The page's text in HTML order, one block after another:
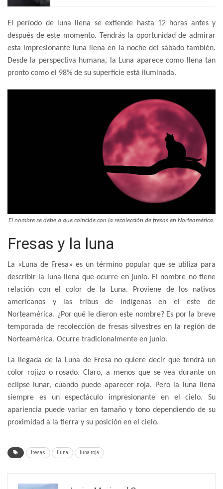
El período de luna llena se extiende hasta 12 horas antes y
después de este momento. Tendrás la oportunidad de admirar
esta impresionante luna llena en la noche del sábado también.
Desde la perspectiva humana, la Luna aparece como llena tan
pronto como el 98% de su superficie está iluminada.
El nombre se debe a que coincide con la recolección de fresas en Norteamérica.
Fresas y la luna
La «Luna de Fresa» es un término popular que se utiliza para
describir la luna llena que ocurre en junio. El nombre no tiene
relación con el color de la Luna. Proviene de los nativos
americanos y las tribus de indígenas en el este de
Norteamérica. ¿Por qué le dieron este nombre? Es por la breve
temporada de recolección de fresas silvestres en la región de
Norteamérica. Ocurre tradicionalmente en junio.
La llegada de la Luna de Fresa no quiere decir que tendrá un
color rojizo o rosado. Claro, a menos que se vea durante un
eclipse lunar, cuando puede aparecer roja. Pero la luna llena
siempre es un espectáculo impresionante en el cielo. Su
apariencia puede variar en tamaño y tono dependiendo de su
proximidad a la tierra y su posición en el cielo.
fresas Luna luna roja